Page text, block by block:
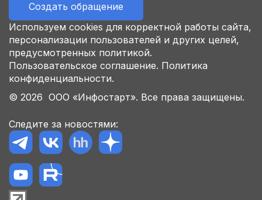
Создать обращение
Используем cookies для корректной работы сайта,
персонализации пользователей и других целей,
предусмотренных политикой.
Пользовательское соглашение. Политика
конфиденциальности.
© 2026 ООО «Инфостарт». Все права защищены.
Следите за новостями: